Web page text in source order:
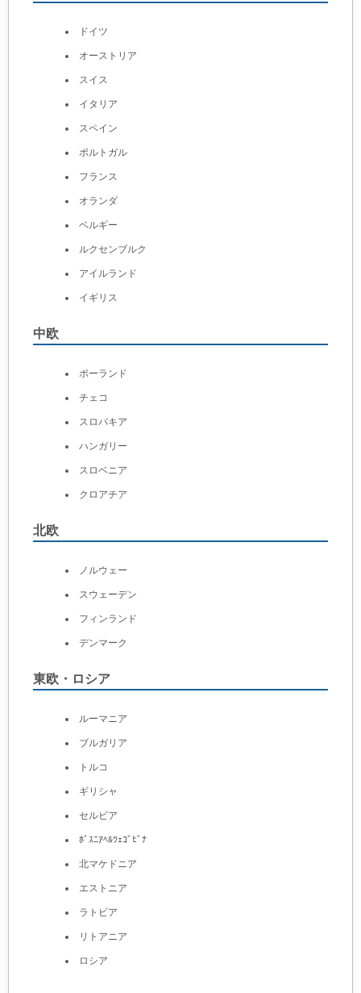
ドイツ
オーストリア
スイス
イタリア
スペイン
ポルトガル
フランス
オランダ
ベルギー
ルクセンブルク
アイルランド
イギリス
中欧
ポーランド
チェコ
スロバキア
ハンガリー
スロベニア
クロアチア
北欧
ノルウェー
スウェーデン
フィンランド
デンマーク
東欧・ロシア
ルーマニア
ブルガリア
トルコ
ギリシャ
セルビア
ﾎﾞｽﾆｱﾍﾙﾂｪｺﾞﾋﾞﾅ
北マケドニア
エストニア
ラトビア
リトアニア
ロシア